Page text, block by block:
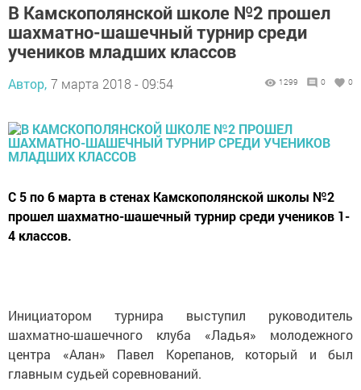
В Камскополянской школе №2 прошел
шахматно-шашечный турнир среди
учеников младших классов
Автор, 7 марта 2018 - 09:54 1299 0 0
С 5 по 6 марта в стенах Камскополянской школы №2
прошел шахматно-шашечный турнир среди учеников 1-
4 классов.
Инициатором турнира выступил руководитель
шахматно-шашечного клуба «Ладья» молодежного
центра «Алан» Павел Корепанов, который и был
главным судьей соревнований.